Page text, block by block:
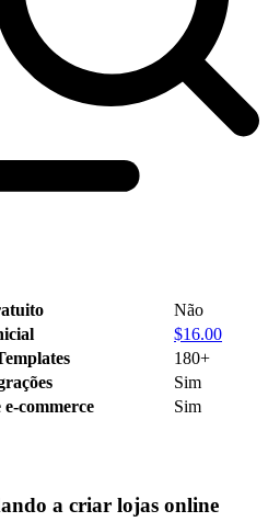
Não
$16.00
180+
Sim
commerce Sim
a criar lojas online